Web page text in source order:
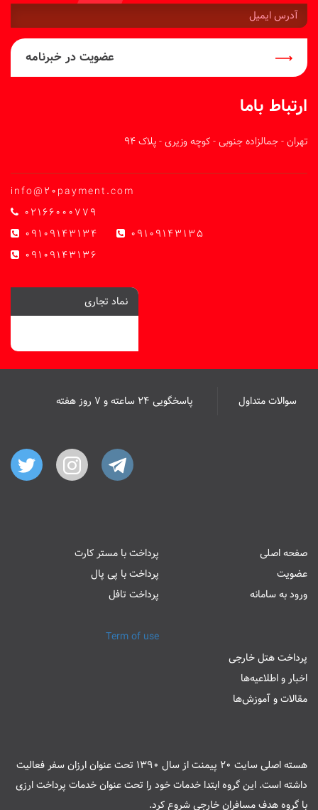
آدرس
ایمیل:
عضویت در خبرنامه
ارتباط باما
تهران - جمالزاده جنوبی - کوچه وزیری - پلاک 94
info@20payment.com
02166000779
09109143134
09109143135
09109143136
نماد تجاری
سوالات متداول پاسخگویی ۲۴ ساعته و ۷ روز هفته
صفحه اصلی
عضویت
ورود به سامانه
پرداخت با مستر کارت
پرداخت با پی پال
پرداخت تافل
پرداخت هتل خارجی
اخبار و اطلاعیه‌ها
مقالات و آموزش‌ها
هسته اصلی سایت 20 پیمنت از سال 1390 تحت عنوان ارزان سفر فعالیت
داشته است. این گروه ابتدا خدمات خود را تحت عنوان خدمات پرداخت ارزی
با گروه هدف مسافران خارجی شروع کرد.
Term of use